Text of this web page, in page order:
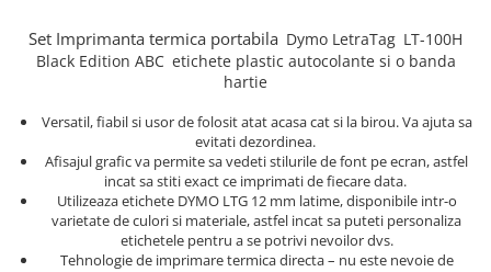
Etichete haine Aimo Phomemo
Etichete Aimo Phomemo M110 |
Etichete Aimo rotunde
Etichete bijuterii Aimo Phomemo
Dymo
Batoane silicon cu sclipici
Batoane silicon Rapid Fun to Fix
Batoane silicon pluta
Batoane silicon piele intoarsa
Duze pentru pistoale de lipit
Clesti pentru nituri si popnituri
Nituri etansare Rapid
Truse de scule combinate pentru
electrieni
Extractor conectori Engineer
Geanta | Rucsac pentru scule
Instrumente recuperatoare
Pompe aspirator fludor si accesorii
Set Imprimanta termica portabila Dymo LetraTag LT-100H
Black Edition ABC etichete plastic autocolante si o banda
hartie
Versatil, fiabil si usor de folosit atat acasa cat si la birou. Va ajuta sa
evitati dezordinea.
Afisajul grafic va permite sa vedeti stilurile de font pe ecran, astfel
incat sa stiti exact ce imprimati de fiecare data.
Utilizeaza etichete DYMO LTG 12 mm latime, disponibile intr-o
varietate de culori si materiale, astfel incat sa puteti personaliza
etichetele pentru a se potrivi nevoilor dvs.
Tehnologie de imprimare termica directa – nu este nevoie de